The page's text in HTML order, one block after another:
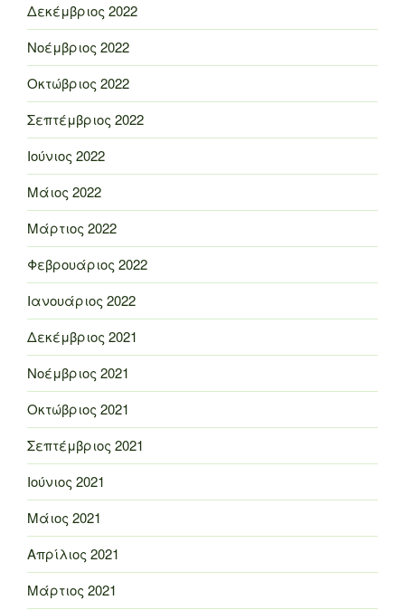
Δεκέμβριος 2022
Νοέμβριος 2022
Οκτώβριος 2022
Σεπτέμβριος 2022
Ιούνιος 2022
Μάιος 2022
Μάρτιος 2022
Φεβρουάριος 2022
Ιανουάριος 2022
Δεκέμβριος 2021
Νοέμβριος 2021
Οκτώβριος 2021
Σεπτέμβριος 2021
Ιούνιος 2021
Μάιος 2021
Απρίλιος 2021
Μάρτιος 2021